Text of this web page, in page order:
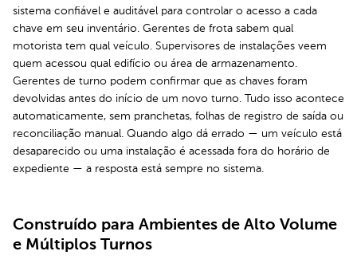
sistema confiável e auditável para controlar o acesso a cada
chave em seu inventário. Gerentes de frota sabem qual
motorista tem qual veículo. Supervisores de instalações veem
quem acessou qual edifício ou área de armazenamento.
Gerentes de turno podem confirmar que as chaves foram
devolvidas antes do início de um novo turno. Tudo isso acontece
automaticamente, sem pranchetas, folhas de registro de saída ou
reconciliação manual. Quando algo dá errado — um veículo está
desaparecido ou uma instalação é acessada fora do horário de
expediente — a resposta está sempre no sistema.
Construído para Ambientes de Alto Volume
e Múltiplos Turnos